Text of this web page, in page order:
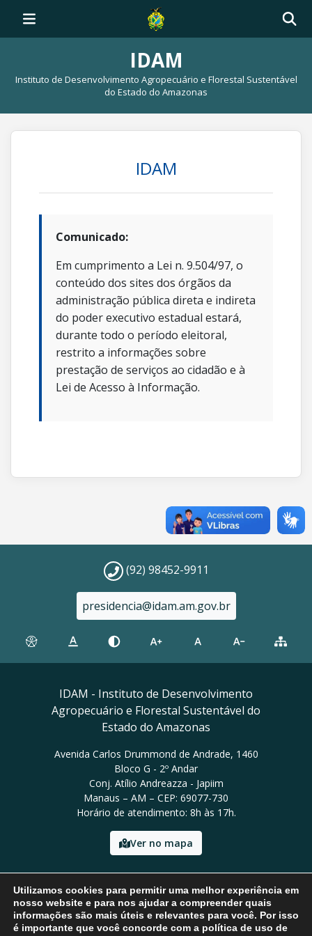
IDAM
Instituto de Desenvolvimento Agropecuário e Florestal Sustentável
do Estado do Amazonas
IDAM
Comunicado:
Em cumprimento a Lei n. 9.504/97, o
conteúdo dos sites dos órgãos da
administração pública direta e indireta
do poder executivo estadual estará,
durante todo o período eleitoral,
restrito a informações sobre
prestação de serviços ao cidadão e à
Lei de Acesso à Informação.
(92) 98452-9911
presidencia@idam.am.gov.br
IDAM - Instituto de Desenvolvimento
Agropecuário e Florestal Sustentável do
Estado do Amazonas
Avenida Carlos Drummond de Andrade, 1460
Bloco G - 2º Andar
Conj. Atílio Andreazza - Japiim
Manaus – AM – CEP: 69077-730
Horário de atendimento: 8h às 17h.
Ver no mapa
Email: presidencia@idam.am.gov.br
Tel: (92) 98452-9911
Utilizamos cookies para permitir uma melhor experiência em
nosso website e para nos ajudar a compreender quais
informações são mais úteis e relevantes para você. Por isso
é importante que você concorde com a política de uso de